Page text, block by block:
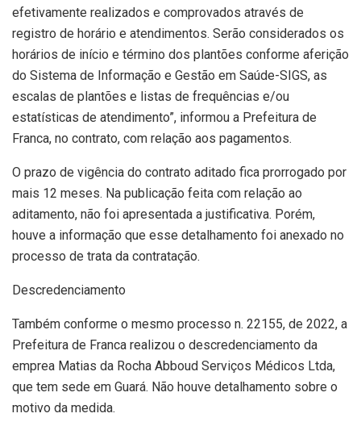
efetivamente realizados e comprovados através de
registro de horário e atendimentos. Serão considerados os
horários de início e término dos plantões conforme aferição
do Sistema de Informação e Gestão em Saúde-SIGS, as
escalas de plantões e listas de frequências e/ou
estatísticas de atendimento”, informou a Prefeitura de
Franca, no contrato, com relação aos pagamentos.
O prazo de vigência do contrato aditado fica prorrogado por
mais 12 meses. Na publicação feita com relação ao
aditamento, não foi apresentada a justificativa. Porém,
houve a informação que esse detalhamento foi anexado no
processo de trata da contratação.
Descredenciamento
Também conforme o mesmo processo n. 22155, de 2022, a
Prefeitura de Franca realizou o descredenciamento da
emprea Matias da Rocha Abboud Serviços Médicos Ltda,
que tem sede em Guará. Não houve detalhamento sobre o
motivo da medida.